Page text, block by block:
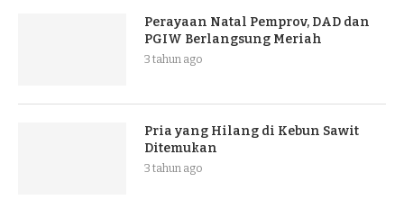
Perayaan Natal Pemprov, DAD dan
PGIW Berlangsung Meriah
3 tahun ago
Pria yang Hilang di Kebun Sawit
Ditemukan
3 tahun ago